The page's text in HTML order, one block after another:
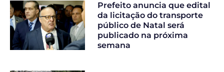
Prefeito anuncia que edital
da licitação do transporte
público de Natal será
publicado na próxima
semana